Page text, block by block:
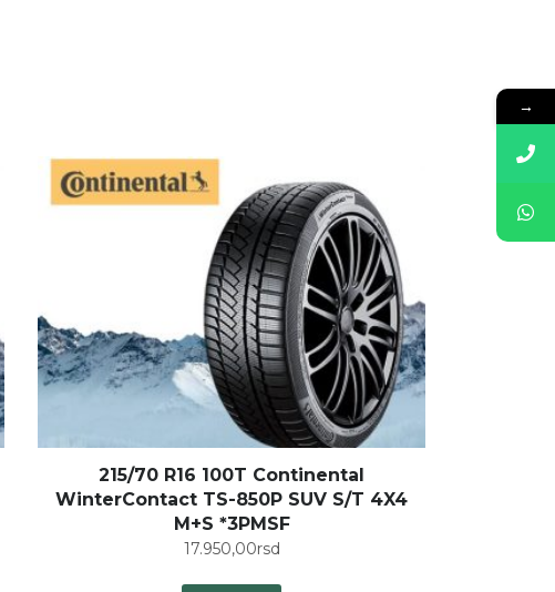
215/70 R16 100T Continental
WinterContact TS-850P SUV S/T 4X4
M+S *3PMSF
17.950,00rsd
→